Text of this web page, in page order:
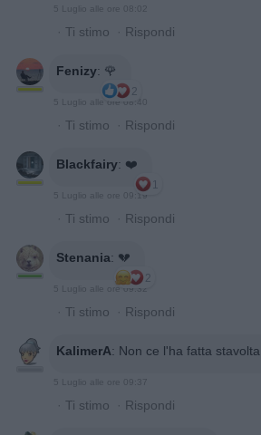
· Ti stimo · Rispondi
Fenizy: 🌹
2
5 Luglio alle ore 08:40
· Ti stimo · Rispondi
Blackfairy: ❤️
1
5 Luglio alle ore 09:19
· Ti stimo · Rispondi
Stenania: 💔
2
5 Luglio alle ore 09:32
· Ti stimo · Rispondi
KalimerA: Non ce l'ha fatta
5 Luglio alle ore 09:37
· Ti stimo · Rispondi